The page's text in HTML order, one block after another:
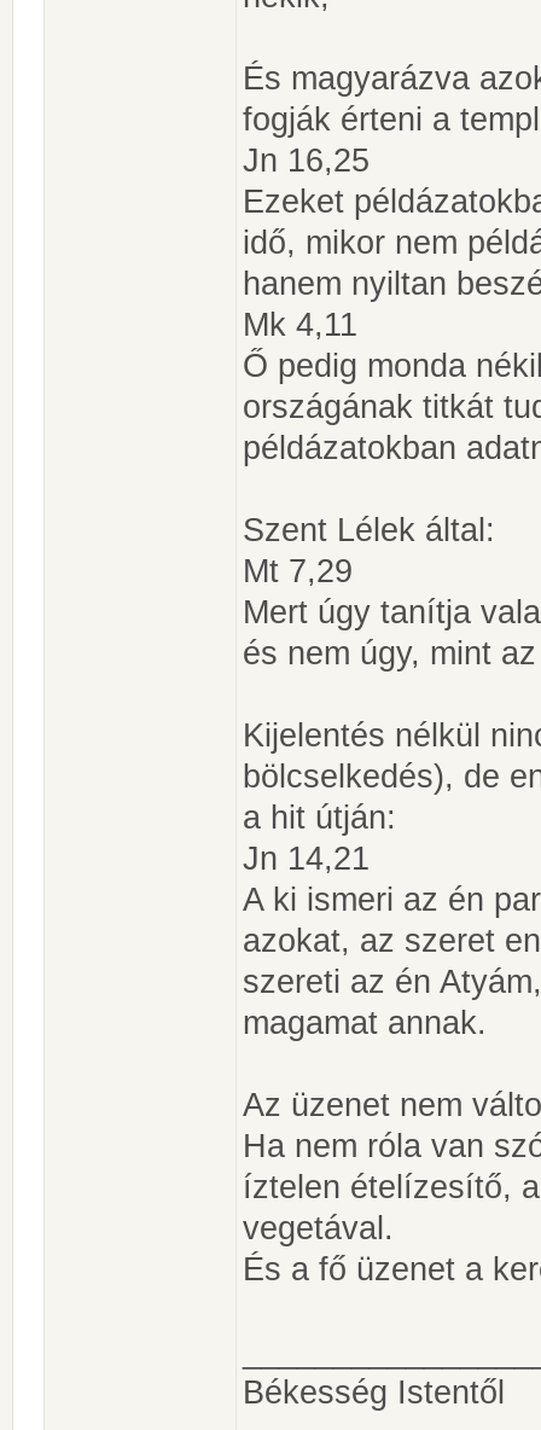
És magyarázva
fogják érteni a
Jn 16,25
Ezeket
idő, mikor nem
hanem nyiltan
Mk 4,11
Ő pedig monda
országának titkát
példázatokban
Szent Lélek által:
Mt 7,29
Mert úgy tanítja
és nem úgy, mint
Kijelentés nélkül
bölcselkedés), de
a hit útján:
Jn 14,21
A ki ismeri az én
azokat, az szeret
szereti az én
magamat annak.
Az üzenet nem
Ha nem róla van
íztelen ételízesítő,
vegetával.
És a fő üzenet a
Békesség Istentől